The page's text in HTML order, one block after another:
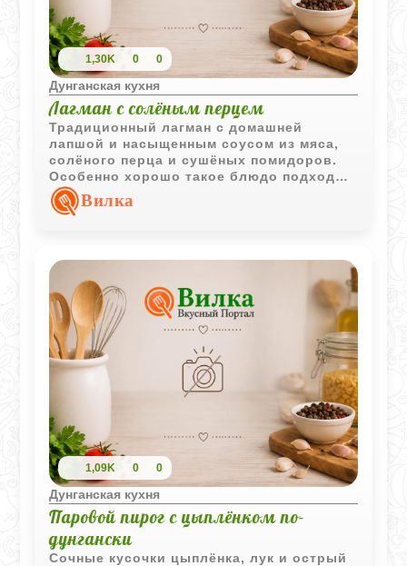
1,30K 0 0
Дунганская кухня
Лагман с солёным перцем
Традиционный лагман с домашней
лапшой и насыщенным соусом из мяса,
солёного перца и сушёных помидоров.
Особенно хорошо такое блюдо подходит
для холодного времени года благодаря
своему яркому вкусу и аромату.
Вилка
1,09K 0 0
Дунганская кухня
Паровой пирог с цыплёнком по-
дунгански
Сочные кусочки цыплёнка, лук и острый